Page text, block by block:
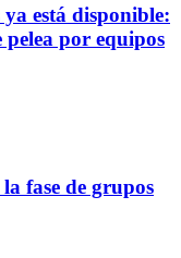
está disponible:
pelea por equipos
fase de grupos